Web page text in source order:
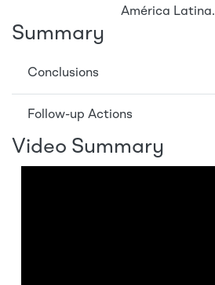
América Latina.
Summary
Conclusions
Follow-up Actions
Video Summary